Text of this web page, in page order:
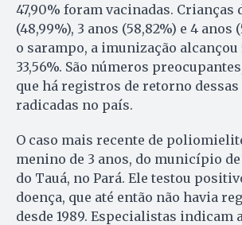
47,90% foram vacinadas. Crianças
(48,99%), 3 anos (58,82%) e 4 anos
o sarampo, a imunização alcançou
33,56%. São números
que há registros de retorno dessas
radicadas no país.
O caso mais recente de
menino de 3 anos, do município
do Tauá, no Pará. Ele testou
doença, que até então não havia
desde 1989. Especialistas indicam